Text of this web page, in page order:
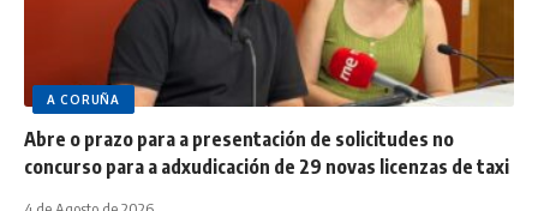
A CORUÑA
Abre o prazo para a presentación de solicitudes no
concurso para a adxudicación de 29 novas licenzas de taxi